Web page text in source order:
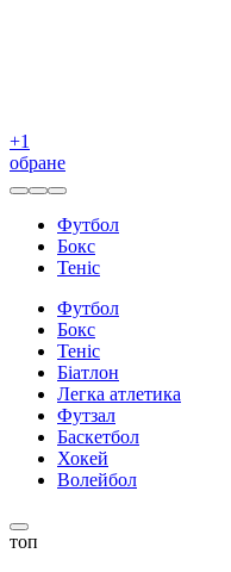
+1
обране
Футбол
Бокс
Теніс
Футбол
Бокс
Теніс
Біатлон
Легка атлетика
Футзал
Баскетбол
Хокей
Волейбол
топ